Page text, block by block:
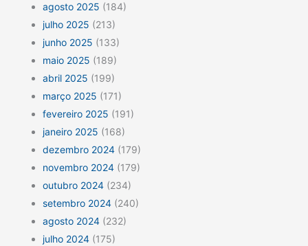
agosto 2025 (184)
julho 2025 (213)
junho 2025 (133)
maio 2025 (189)
abril 2025 (199)
março 2025 (171)
fevereiro 2025 (191)
janeiro 2025 (168)
dezembro 2024 (179)
novembro 2024 (179)
outubro 2024 (234)
setembro 2024 (240)
agosto 2024 (232)
julho 2024 (175)